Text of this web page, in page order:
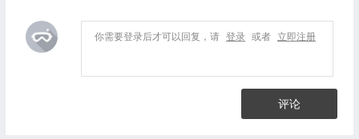
你需要登录后才可以回复，请 登录 或者 立即注册
评论